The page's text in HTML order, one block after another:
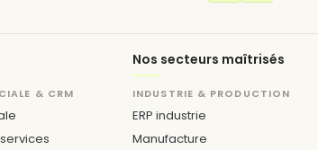
& CRM
Nos secteurs maîtrisés
INDUSTRIE & PRODUCTION
ERP industrie
Manufacture